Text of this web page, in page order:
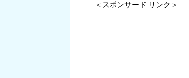
＜スポンサード リンク＞